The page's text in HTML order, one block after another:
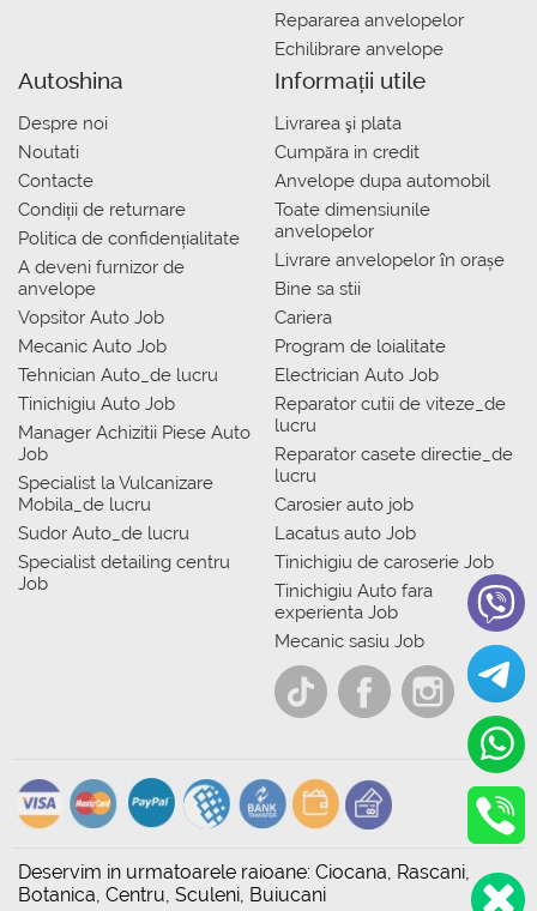
Repararea anvelopelor
Echilibrare anvelope
Autoshina
Despre noi
Noutati
Contacte
Condiții de returnare
Politica de confidențialitate
A deveni furnizor de
anvelope
Vopsitor Auto Job
Mecanic Auto Job
Tehnician Auto_de lucru
Tinichigiu Auto Job
Manager Achizitii Piese Auto
Job
Specialist la Vulcanizare
Mobila_de lucru
Sudor Auto_de lucru
Specialist detailing centru
Job
Informații utile
Livrarea şi plata
Сumpăra in credit
Anvelope dupa automobil
Toate dimensiunile
anvelopelor
Livrare anvelopelor în orașe
Bine sa stii
Cariera
Program de loialitate
Electrician Auto Job
Reparator cutii de viteze_de
lucru
Reparator casete directie_de
lucru
Carosier auto job
Lacatus auto Job
Tinichigiu de caroserie Job
Tinichigiu Auto fara
experienta Job
Mecanic sasiu Job
Deservim in urmatoarele raioane: Ciocana, Rascani,
Botanica, Centru, Sculeni, Buiucani